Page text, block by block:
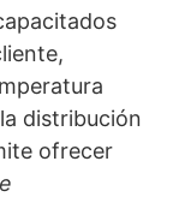
distribución
ofrecer